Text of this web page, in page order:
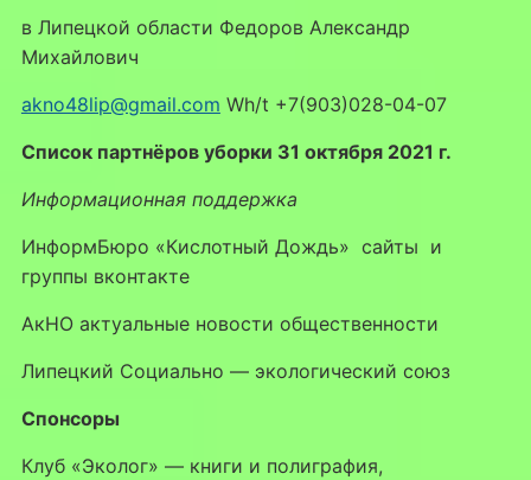
в Липецкой области Федоров Александр
Михайлович
akno48lip@gmail.com Wh/t +7(903)028-04-07
Список партнёров уборки 31 октября 2021 г.
Информационная поддержка
ИнформБюро «Кислотный Дождь» сайты и
группы вконтакте
АкНО актуальные новости общественности
Липецкий Социально — экологический союз
Спонсоры
Клуб «Эколог» — книги и полиграфия,